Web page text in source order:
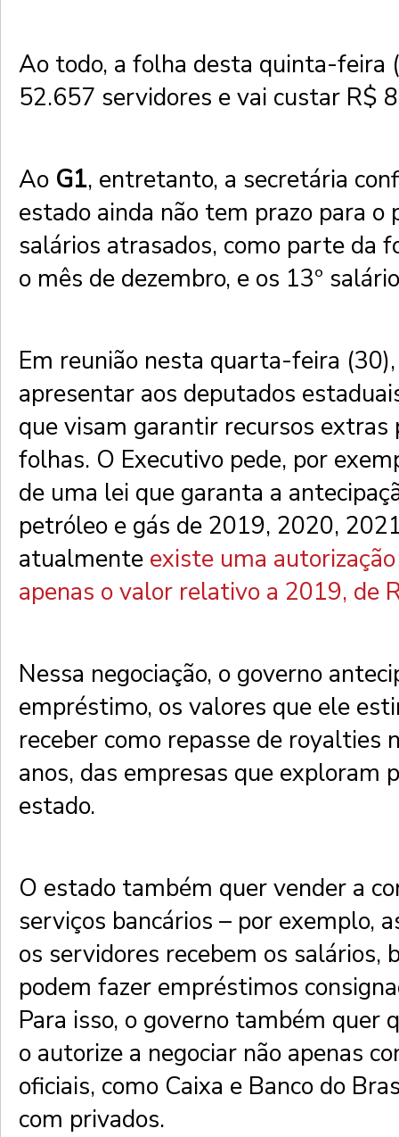
Ao todo, a folha desta quinta-feira
52.657 servidores e vai custar R$
Ao G1, entretanto, a secretária
estado ainda não tem prazo para o
salários atrasados, como parte da
o mês de dezembro, e os 13º
Em reunião nesta quarta-feira
apresentar aos deputados
que visam garantir recursos extras
folhas. O Executivo pede, por
de uma lei que garanta a
petróleo e gás de 2019, 2020,
atualmente existe uma
apenas o valor relativo a 2019, de
Nessa negociação, o governo
empréstimo, os valores que ele
receber como repasse de royalties
anos, das empresas que exploram
estado.
O estado também quer vender a
serviços bancários – por exemplo,
os servidores recebem os salários,
podem fazer empréstimos
Para isso, o governo também quer
o autorize a negociar não apenas
oficiais, como Caixa e Banco do
com privados.